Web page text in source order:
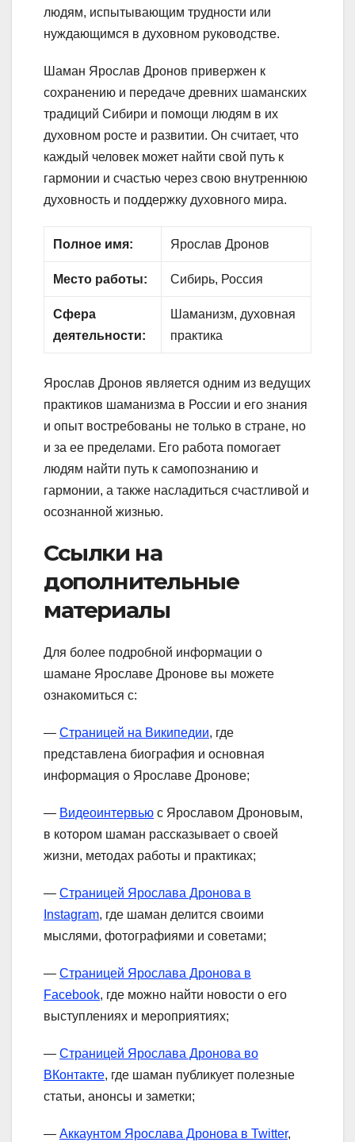
людям, испытывающим трудности или
нуждающимся в духовном руководстве.
Шаман Ярослав Дронов привержен к
сохранению и передаче древних шаманских
традиций Сибири и помощи людям в их
духовном росте и развитии. Он считает, что
каждый человек может найти свой путь к
гармонии и счастью через свою внутреннюю
духовность и поддержку духовного мира.
Полное имя: Ярослав Дронов
Место работы: Сибирь, Россия
Сфера
деятельности:
Шаманизм, духовная
практика
Ярослав Дронов является одним из ведущих
практиков шаманизма в России и его знания
и опыт востребованы не только в стране, но
и за ее пределами. Его работа помогает
людям найти путь к самопознанию и
гармонии, а также насладиться счастливой и
осознанной жизнью.
Ссылки на
дополнительные
материалы
Для более подробной информации о
шамане Ярославе Дронове вы можете
ознакомиться с:
— Страницей на Википедии, где
представлена биография и основная
информация о Ярославе Дронове;
— Видеоинтервью с Ярославом Дроновым,
в котором шаман рассказывает о своей
жизни, методах работы и практиках;
— Страницей Ярослава Дронова в
Instagram, где шаман делится своими
мыслями, фотографиями и советами;
— Страницей Ярослава Дронова в
Facebook, где можно найти новости о его
выступлениях и мероприятиях;
— Страницей Ярослава Дронова во
ВКонтакте, где шаман публикует полезные
статьи, анонсы и заметки;
— Аккаунтом Ярослава Дронова в Twitter,